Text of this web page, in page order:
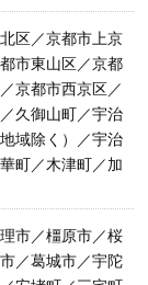
区／京都市上京
市東山区／京都
京都市西京区／
久御山町／宇治
域除く）／宇治
町／木津町／加
市／橿原市／桜
／葛城市／宇陀